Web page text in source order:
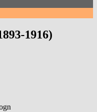
1916)